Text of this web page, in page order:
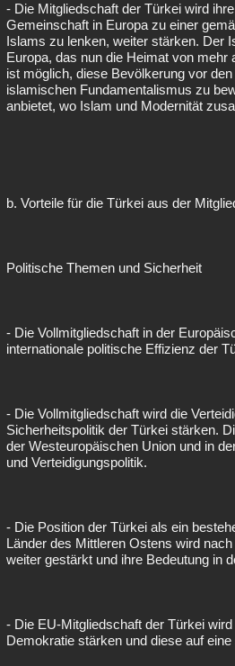
- Die Mitgliedschaft der Türkei wird
Gemeinschaft in Europa zu einer
Islams zu lenken, weiter stärken. Der
Europa, das nun die Heimat von
ist möglich, diese Bevölkerung vor
islamischen Fundamentalismus zu
anbietet, wo Islam und Modernität
b. Vorteile für die Türkei aus der
Politische Themen und Sicherheit
- Die Vollmitgliedschaft in der
internationale politische Effizienz der
- Die Vollmitgliedschaft wird die
Sicherheitspolitik der Türkei stärken.
der Westeuropäischen Union und in
und Verteidigungspolitik.
- Die Position der Türkei als ein
Länder des Mittleren Ostens wird
weiter gestärkt und ihre Bedeutung in
- Die EU-Mitgliedschaft der Türkei
Demokratie stärken und diese auf